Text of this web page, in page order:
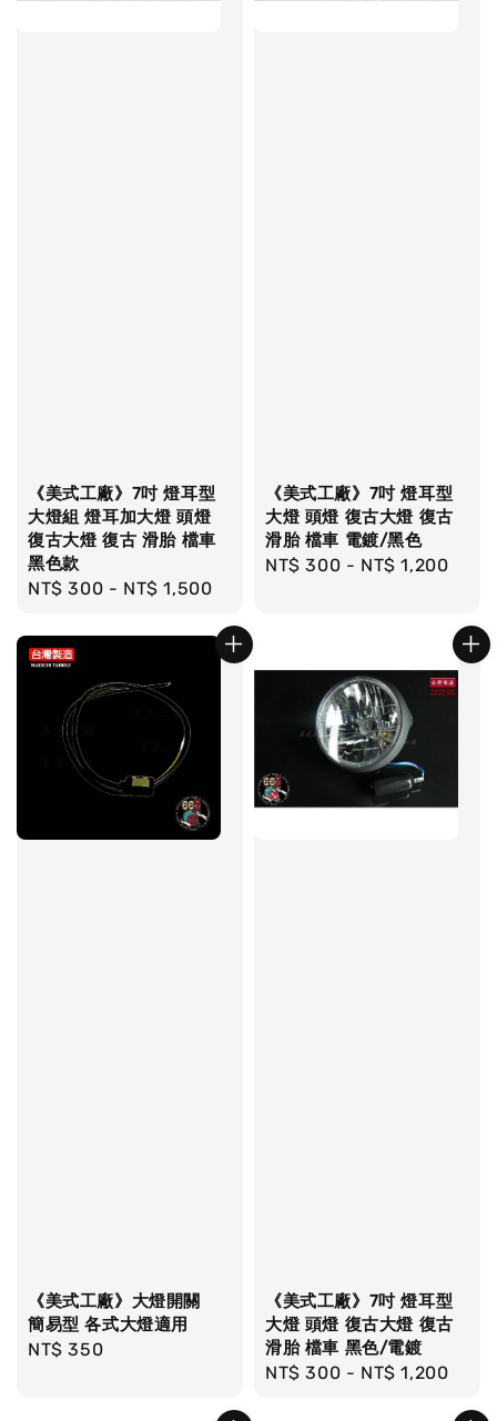
《美式工廠》7吋 燈耳型
大燈組 燈耳加大燈 頭燈
復古大燈 復古 滑胎 檔車
黑色款
Regular
NT$ 300 - NT$ 1,500
《美式工廠》7吋 燈耳型
大燈 頭燈 復古大燈 復古
滑胎 檔車 電鍍/黑色
Regular
NT$ 300 - NT$ 1,200
《美式工廠》大燈開關
簡易型 各式大燈適用
Regular
NT$ 350
《美式工廠》7吋 燈耳型
大燈 頭燈 復古大燈 復古
滑胎 檔車 黑色/電鍍
Regular
NT$ 300 - NT$ 1,200